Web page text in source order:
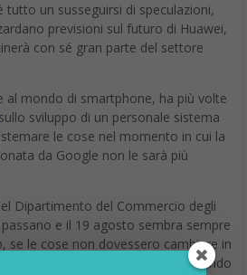
tutto un susseguirsi di speculazioni,
previsioni sul futuro di Huawei,
con sé gran parte del settore
al mondo di smartphone, ha più volte
sullo sviluppo di un personale sistema
le cose nel momento in cui la
da Google non le sarà più
Dipartimento del Commercio degli
e il 19 agosto sembra sempre
se le cose non dovessero cambiare in
di certo trovare impreparata, avendo